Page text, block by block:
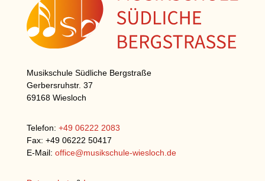
Musikschule Südliche Bergstraße
Gerbersruhstr. 37
69168 Wiesloch
Telefon: +49 06222 2083
Fax: +49 06222 50417
E-Mail: office@musikschule-wiesloch.de